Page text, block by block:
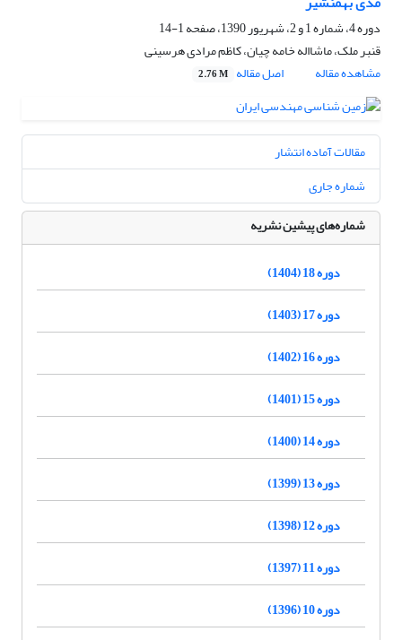
دوره 4، شماره 1 و 2، شهریور 1390، صفحه
1-14
قنبر ملک، ماشااله خامه چیان، کاظم مرادی هرسینی
مشاهده مقاله
اصل مقاله 2.76 M
مقالات آماده انتشار
شماره جاری
شماره‌های پیشین نشریه
دوره 18 (1404)
دوره 17 (1403)
دوره 16 (1402)
دوره 15 (1401)
دوره 14 (1400)
دوره 13 (1399)
دوره 12 (1398)
دوره 11 (1397)
دوره 10 (1396)